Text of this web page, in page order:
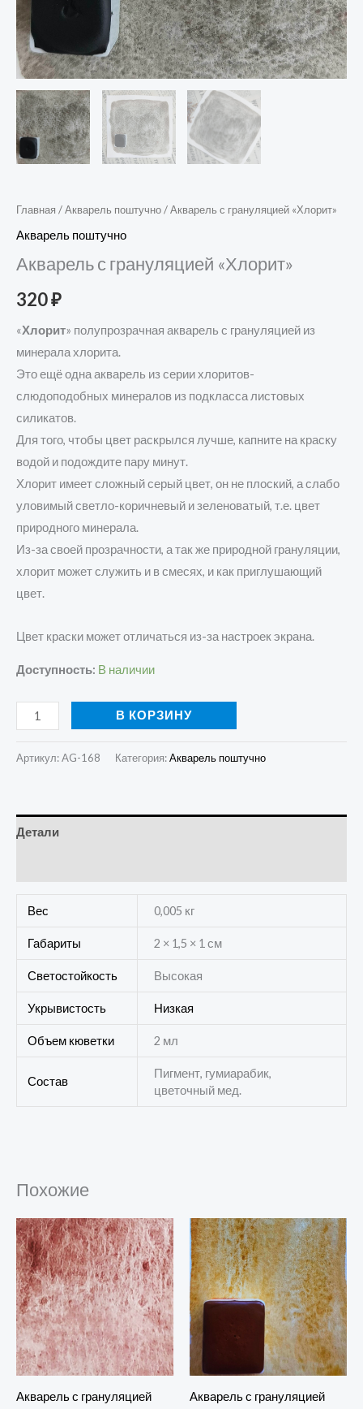
Главная /Акварель поштучно/ Акварель с грануляцией «Хлорит»
Акварель поштучно
Акварель с грануляцией «Хлорит»
320₽
«Хлорит» полупрозрачная акварель с грануляцией из
минерала хлорита.
Это ещё одна акварель из серии хлоритов-
слюдоподобных минералов из подкласса листовых
силикатов.
Для того, чтобы цвет раскрылся лучше, капните на краску
водой и подождите пару минут.
Хлорит имеет сложный серый цвет, он не плоский, а слабо
уловимый светло-коричневый и зеленоватый, т.е. цвет
природного минерала.
Из-за своей прозрачности, а так же природной грануляции,
хлорит может служить и в смесях, и как приглушающий
цвет.
Цвет краски может отличаться из-за настроек экрана.
Доступность: В наличии
В КОРЗИНУ
Артикул:AG-168 Категория:Акварель поштучно
Детали
Вес 0,005 кг
Габариты 2 × 1,5 × 1 см
Светостойкость Высокая
Укрывистость Низкая
Объем кюветки 2 мл
Состав
Пигмент, гумиарабик,
цветочный мед.
Похожие
Акварель с грануляцией
Акварель с грануляцией